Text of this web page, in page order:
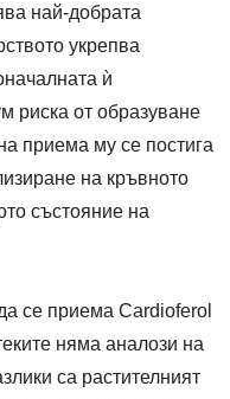
най-добрата
укрепва
ѝ
риска от образуване
приема му се постига
на кръвното
състояние на
се приема Cardioferol
няма аналози на
са растителният